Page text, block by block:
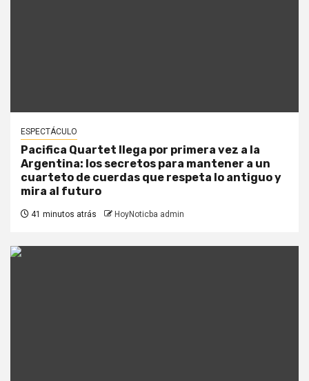
ESPECTÁCULO
Pacifica Quartet llega por primera vez a la
Argentina: los secretos para mantener a un
cuarteto de cuerdas que respeta lo antiguo y
mira al futuro
41 minutos atrás HoyNoticba admin